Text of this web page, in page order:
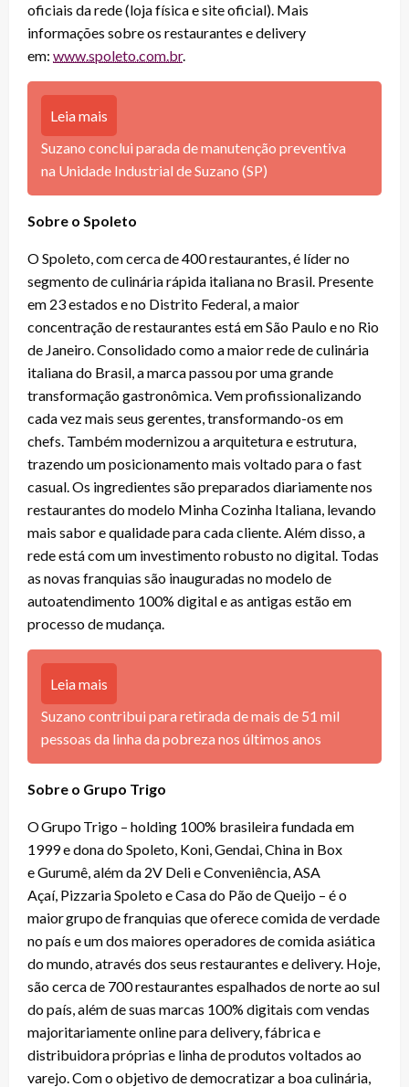
oficiais da rede (loja física e site oficial). Mais
informações sobre os restaurantes e delivery
em: www.spoleto.com.br.
Leia mais
Suzano conclui parada de manutenção preventiva
na Unidade Industrial de Suzano (SP)
Sobre o Spoleto
O Spoleto, com cerca de 400 restaurantes, é líder no
segmento de culinária rápida italiana no Brasil. Presente
em 23 estados e no Distrito Federal, a maior
concentração de restaurantes está em São Paulo e no Rio
de Janeiro. Consolidado como a maior rede de culinária
italiana do Brasil, a marca passou por uma grande
transformação gastronômica. Vem profissionalizando
cada vez mais seus gerentes, transformando-os em
chefs. Também modernizou a arquitetura e estrutura,
trazendo um posicionamento mais voltado para o fast
casual. Os ingredientes são preparados diariamente nos
restaurantes do modelo Minha Cozinha Italiana, levando
mais sabor e qualidade para cada cliente. Além disso, a
rede está com um investimento robusto no digital. Todas
as novas franquias são inauguradas no modelo de
autoatendimento 100% digital e as antigas estão em
processo de mudança.
Leia mais
Suzano contribui para retirada de mais de 51 mil
pessoas da linha da pobreza nos últimos anos
Sobre o Grupo Trigo
O Grupo Trigo – holding 100% brasileira fundada em
1999 e dona do Spoleto, Koni, Gendai, China in Box
e Gurumê, além da 2V Deli e Conveniência, ASA
Açaí, Pizzaria Spoleto e Casa do Pão de Queijo – é o
maior grupo de franquias que oferece comida de verdade
no país e um dos maiores operadores de comida asiática
do mundo, através dos seus restaurantes e delivery. Hoje,
são cerca de 700 restaurantes espalhados de norte ao sul
do país, além de suas marcas 100% digitais com vendas
majoritariamente online para delivery, fábrica e
distribuidora próprias e linha de produtos voltados ao
varejo. Com o objetivo de democratizar a boa culinária,